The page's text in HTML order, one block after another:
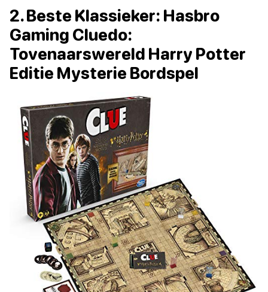
2. Beste Klassieker: Hasbro
Gaming Cluedo:
Tovenaarswereld Harry Potter
Editie Mysterie Bordspel